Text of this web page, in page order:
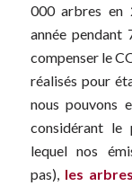
000 arbres en
année pendant
compenser le
réalisés pour
nous pouvons
considérant le
lequel nos
pas), les